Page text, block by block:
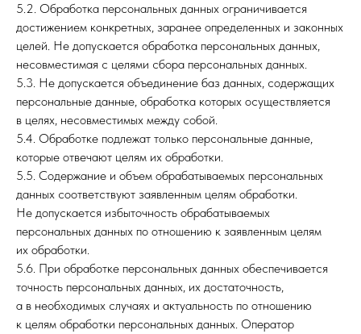
5.2. Обработка персональных данных ограничивается
достижением конкретных, заранее определенных и законных
целей. Не допускается обработка персональных данных,
несовместимая с целями сбора персональных данных.
5.3. Не допускается объединение баз данных, содержащих
персональные данные, обработка которых осуществляется
в целях, несовместимых между собой.
5.4. Обработке подлежат только персональные данные,
которые отвечают целям их обработки.
5.5. Содержание и объем обрабатываемых персональных
данных соответствуют заявленным целям обработки.
Не допускается избыточность обрабатываемых
персональных данных по отношению к заявленным целям
их обработки.
5.6. При обработке персональных данных обеспечивается
точность персональных данных, их достаточность,
а в необходимых случаях и актуальность по отношению
к целям обработки персональных данных. Оператор